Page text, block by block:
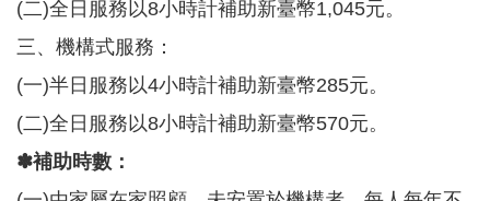
網
站
導
覽
市
信
箱
(二)全日服務以8小時計補助新臺幣1,045元。
三、機構式服務：
(一)半日服務以4小時計補助新臺幣285元。
(二)全日服務以8小時計補助新臺幣570元。
✽補助時數：